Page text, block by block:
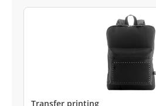
Transfer printing